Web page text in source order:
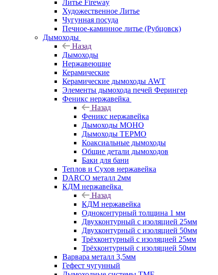
Литье Fireway
Художественное Литье
Чугунная посуда
Печное-каминное литье (Рубцовск)
Дымоходы
Назад
Дымоходы
Нержавеющие
Керамические
Керамические дымоходы AWT
Элементы дымохода печей Ферингер
Феникс нержавейка
Назад
Феникс нержавейка
Дымоходы МОНО
Дымоходы ТЕРМО
Коаксиальные дымоходы
Общие детали дымоходов
Баки для бани
Теплов и Сухов нержавейка
DARCO металл 2мм
КДМ нержавейка
Назад
КДМ нержавейка
Одноконтурный толщина 1 мм
Двухконтурный с изоляцией 25мм
Двухконтурный с изоляцией 50мм
Трёхконтурный с изоляцией 25мм
Трёхконтурный с изоляцией 50мм
Варвара металл 3,5мм
Гефест чугунный